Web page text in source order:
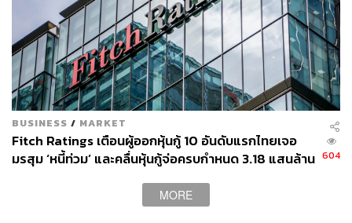
BUSINESS / MARKET
Fitch Ratings เตือนผู้ออกหุ้นกู้ 10 อันดับแรกไทยเจอ
มรสุม ‘หนี้ท่วม’ และคลื่นหุ้นกู้จ่อครบกำหนด 3.18 แสนล้าน 604
MORE